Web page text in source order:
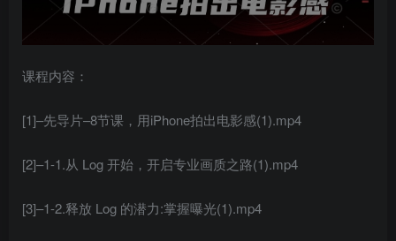
课程内容：
[1]–先导片–8节课，用iPhone拍出电影感(1).mp4
[2]–1-1.从 Log 开始，开启专业画质之路(1).mp4
[3]–1-2.释放 Log 的潜力:掌握曝光(1).mp4